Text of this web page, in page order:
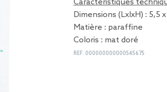
Caractéristiques
Dimensions (LxlxH) : 5,5 x
Matière : paraffine
Coloris : mat doré
REF. 000000000000545675